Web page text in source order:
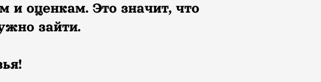
и оценкам. Это значит, что
зайти.